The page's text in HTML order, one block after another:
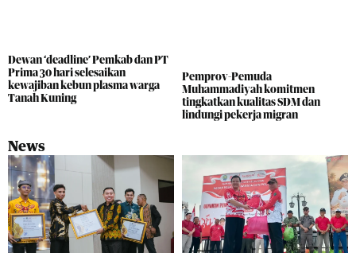
Dewan ‘deadline’ Pemkab dan PT
Prima 30 hari selesaikan
kewajiban kebun plasma warga
Tanah Kuning
Pemprov-Pemuda
Muhammadiyah komitmen
tingkatkan kualitas SDM dan
lindungi pekerja migran
News